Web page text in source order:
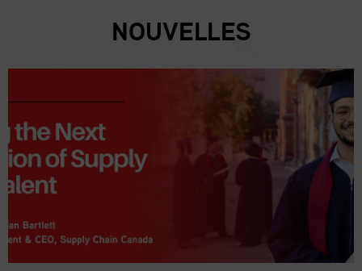
NOUVELLES